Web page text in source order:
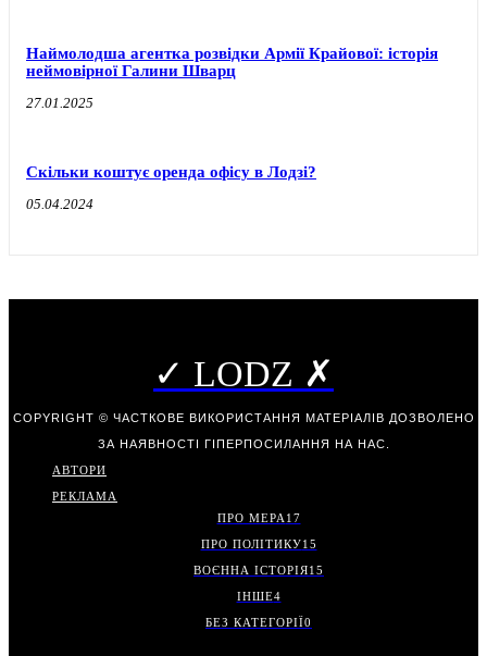
Наймолодша агентка розвідки Армії Крайової: історія
неймовірної Галини Шварц
27.01.2025
Скільки коштує оренда офісу в Лодзі?
05.04.2024
✓ LODZ ✗
COPYRIGHT © ЧАСТКОВЕ ВИКОРИСТАННЯ МАТЕРІАЛІВ ДОЗВОЛЕНО
ЗА НАЯВНОСТІ ГІПЕРПОСИЛАННЯ НА НАС.
АВТОРИ
РЕКЛАМА
ПРО МЕРА 17
ПРО ПОЛІТИКУ15
ВОЄННА ІСТОРІЯ15
ІНШЕ4
БЕЗ КАТЕГОРІЇ0